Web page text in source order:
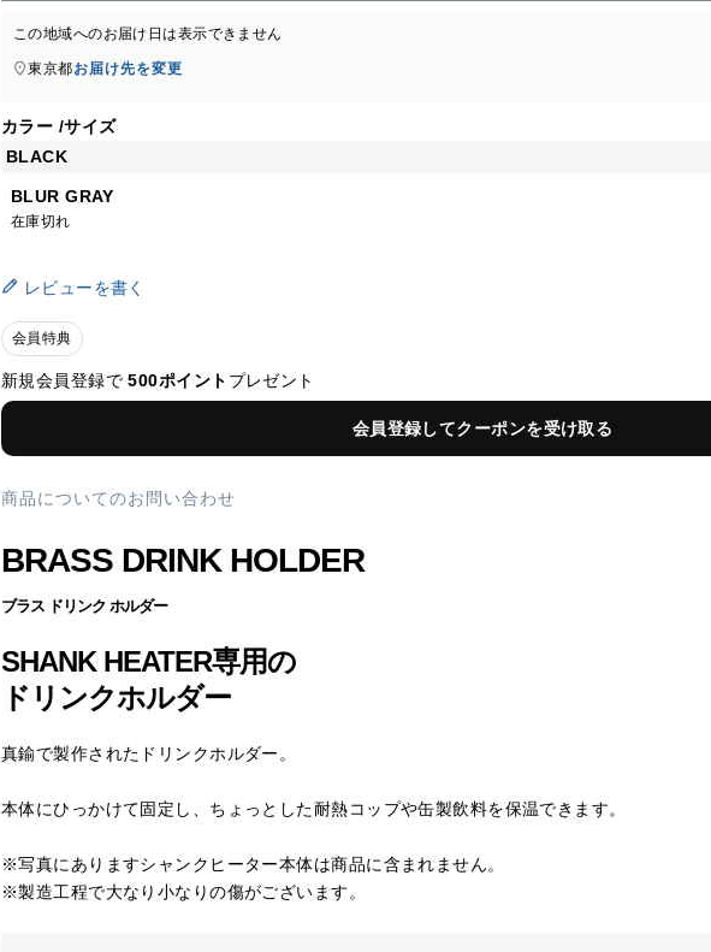
この地域へのお届け日は表示できません
東京都お届け先を変更
カラー サイズ
BLACK
BLUR GRAY
在庫切れ
レビューを書く
会員特典
新規会員登録で500ポイント プレゼント
会員登録してクーポンを受け取る
商品についてのお問い合わせ
BRASS DRINK HOLDER
ブラス ドリンク ホルダー
SHANK HEATER専用の
ドリンクホルダー
真鍮で製作されたドリンクホルダー。
本体にひっかけて固定し、ちょっとした耐熱コップや缶製飲料を保温できます。
※写真にありますシャンクヒーター本体は商品に含まれません。
※製造工程で大なり小なりの傷がございます。